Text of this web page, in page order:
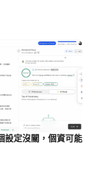
設定沒關，個資可能